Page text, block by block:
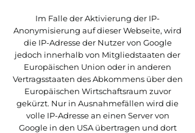
Im Falle der Aktivierung der IP-
Anonymisierung auf dieser Webseite, wird
die IP-Adresse der Nutzer von Google
jedoch innerhalb von Mitgliedstaaten der
Europäischen Union oder in anderen
Vertragsstaaten des Abkommens über den
Europäischen Wirtschaftsraum zuvor
gekürzt. Nur in Ausnahmefällen wird die
volle IP-Adresse an einen Server von
Google in den USA übertragen und dort